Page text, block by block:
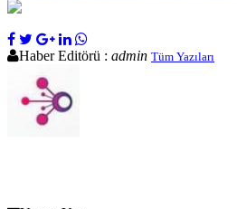
Haber Editörü : admin Tüm Yazıları